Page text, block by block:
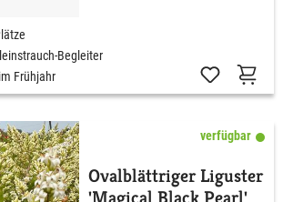
Begleiter
Frühjahr
verfügbar
Ovalblättriger Liguster